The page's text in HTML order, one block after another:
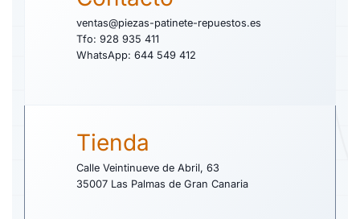
ventas@piezas-patinete-repuestos.es
Tfo: 928 935 411
WhatsApp: 644 549 412
Tienda
Calle Veintinueve de Abril, 63
35007 Las Palmas de Gran Canaria